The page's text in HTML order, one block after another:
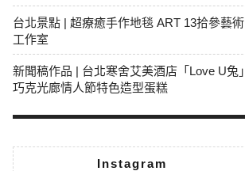
台北景點 | 超療癒手作地毯 ART 13拾參藝術
工作室
新聞稿作品 | 台北寒舍艾美酒店「Love U兔」
巧克光廊情人節特色造型蛋糕
Instagram